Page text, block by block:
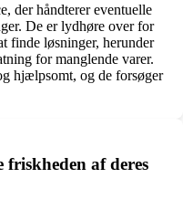
der håndterer eventuelle
De er lydhøre over for
finde løsninger, herunder
for manglende varer.
hjælpsomt, og de forsøger
af deres